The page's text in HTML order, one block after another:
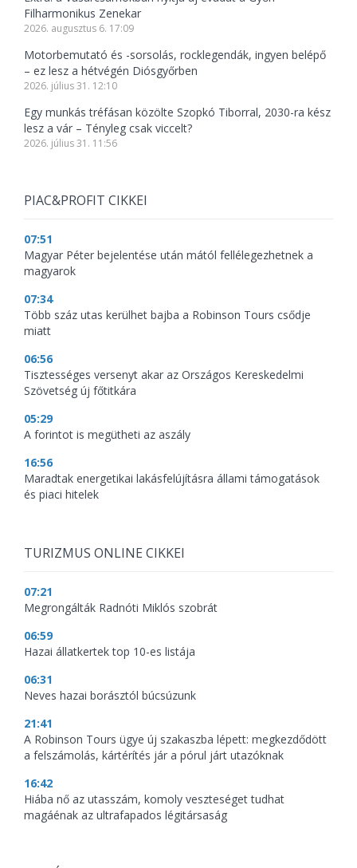
Filharmonikus Zenekar
2026. augusztus 6. 17:09
Motorbemutató és -sorsolás, rocklegendák, ingyen belépő
– ez lesz a hétvégén Diósgyőrben
2026. július 31. 12:10
Egy munkás tréfásan közölte Szopkó Tiborral, 2030-ra kész
lesz a vár – Tényleg csak viccelt?
2026. július 31. 11:56
PIAC&PROFIT CIKKEI
07:51
Magyar Péter bejelentése után mától fellélegezhetnek a
magyarok
07:34
Több száz utas kerülhet bajba a Robinson Tours csődje
miatt
06:56
Tisztességes versenyt akar az Országos Kereskedelmi
Szövetség új főtitkára
05:29
A forintot is megütheti az aszály
16:56
Maradtak energetikai lakásfelújításra állami támogatások
és piaci hitelek
TURIZMUS ONLINE CIKKEI
07:21
Megrongálták Radnóti Miklós szobrát
06:59
Hazai állatkertek top 10-es listája
06:31
Neves hazai borásztól búcsúzunk
21:41
A Robinson Tours ügye új szakaszba lépett: megkezdődött
a felszámolás, kártérítés jár a pórul járt utazóknak
16:42
Hiába nő az utasszám, komoly veszteséget tudhat
magáénak az ultrafapados légitársaság